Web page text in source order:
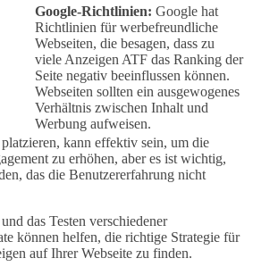
Google-Richtlinien: Google hat
Richtlinien für werbefreundliche
Webseiten, die besagen, dass zu
viele Anzeigen ATF das Ranking der
Seite negativ beeinflussen können.
Webseiten sollten ein ausgewogenes
Verhältnis zwischen Inhalt und
Werbung aufweisen.
kann effektiv sein, um die
zu erhöhen, aber es ist wichtig,
das die Benutzererfahrung nicht
das Testen verschiedener
können helfen, die richtige Strategie für
auf Ihrer Webseite zu finden.